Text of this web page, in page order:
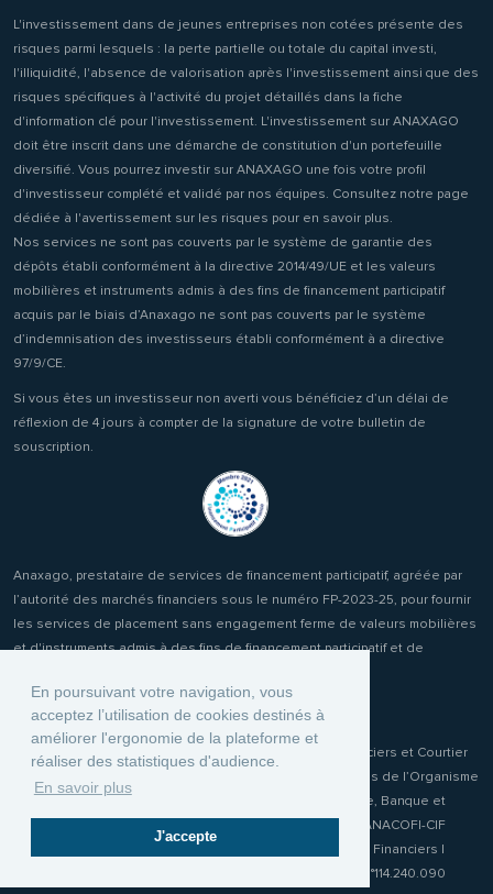
En poursuivant votre navigation, vous
acceptez l’utilisation de cookies destinés à
améliorer l'ergonomie de la plateforme et
réaliser des statistiques d'audience.
En savoir plus
J'accepte
L'investissement dans de jeunes entreprises non cotées présente des
risques parmi lesquels : la perte partielle ou totale du capital investi,
l'illiquidité, l'absence de valorisation après l'investissement ainsi que des
risques spécifiques à l'activité du projet détaillés dans la fiche
d'information clé pour l'investissement. L'investissement sur ANAXAGO
doit être inscrit dans une démarche de constitution d'un portefeuille
diversifié. Vous pourrez investir sur ANAXAGO une fois votre profil
d'investisseur complété et validé par nos équipes. Consultez notre page
dédiée à l'avertissement sur les risques pour en savoir plus.
Nos services ne sont pas couverts par le système de garantie des
dépôts établi conformément à la directive 2014/49/UE et les valeurs
mobilières et instruments admis à des fins de financement participatif
acquis par le biais d’Anaxago ne sont pas couverts par le système
d’indemnisation des investisseurs établi conformément à a directive
97/9/CE.
Si vous êtes un investisseur non averti vous bénéficiez d’un délai de
réflexion de 4 jours à compter de la signature de votre bulletin de
souscription.
Anaxago, prestataire de services de financement participatif, agréée par
l’autorité des marchés financiers sous le numéro FP-2023-25, pour fournir
les services de placement sans engagement ferme de valeurs mobilières
et d'instruments admis à des fins de financement participatif et de
Anaxago Patrimony, conseiller en Investissements Financiers et Courtier
d'Assurance ou de réassurance (COA) immatriculée auprès de l’Organisme
pour le Registre unique des Intermédiaires en Assurance, Banque et
Finance (ORIAS) sous le numéro 19001970. Membre de l'ANACOFI-CIF
n°E009115 association agréée par l'Autorité des Marchés Financiers |
Responsabilité Civile Professionnelle MMA IARD Police n°114.240.090